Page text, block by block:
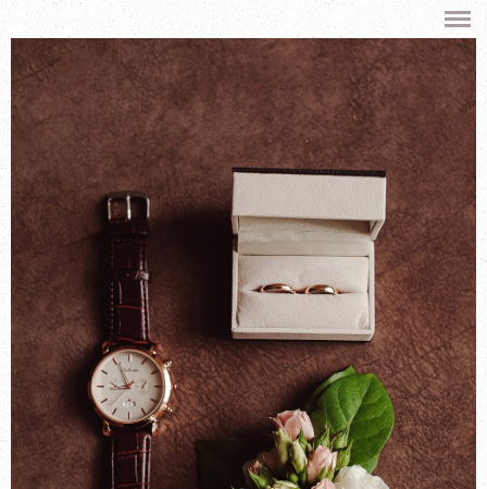
ПОРТФОЛИО
СВАДЬБЫ
НИКАХ
LOVE STORY
ЖЕНСКИЙ ПОРТРЕТ
БЛОГ
ОБО МНЕ
КОНТАКТЫ